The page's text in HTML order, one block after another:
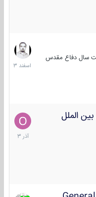
دفاع مقدس
20
اسفند
1403
الملل
21
آذر
1403